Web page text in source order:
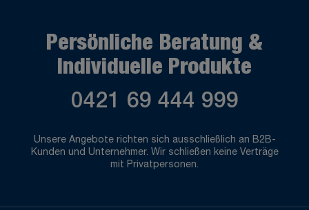
Persönliche Beratung &
Individuelle Produkte
0421 69 444 999
Unsere Angebote richten sich ausschließlich an B2B-
Kunden und Unternehmer. Wir schließen keine Verträge
mit Privatpersonen.